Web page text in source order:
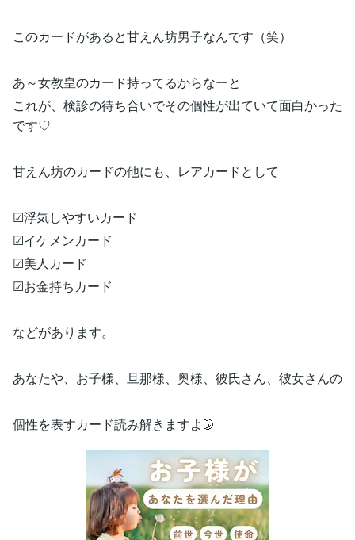
このカードがあると甘えん坊男子なんです（笑）
あ～女教皇のカード持ってるからなーと
これが、検診の待ち合いでその個性が出ていて面白かった
です♡
甘えん坊のカードの他にも、レアカードとして
☑浮気しやすいカード
☑イケメンカード
☑美人カード
☑お金持ちカード
などがあります。
あなたや、お子様、旦那様、奥様、彼氏さん、彼女さんの
個性を表すカード読み解きますよ🌛